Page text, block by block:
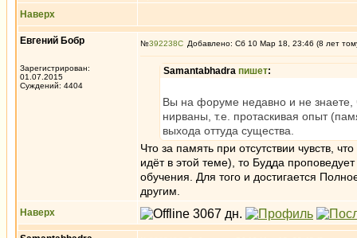
Наверх
Евгений Бобр
Зарегистрирован:
01.07.2015
Суждений: 4404
№392238 Добавлено: Сб 10 Мар 18, 23:46 (8 лет
Samantabhadra пишет:
Вы на форуме недавно и не
нирваны, т.е. протаскивая опыт
выхода оттуда существа.
Что за память при отсутствии чувств,
идёт в этой теме), то Будда
обучения. Для того и достигается
другим.
Наверх